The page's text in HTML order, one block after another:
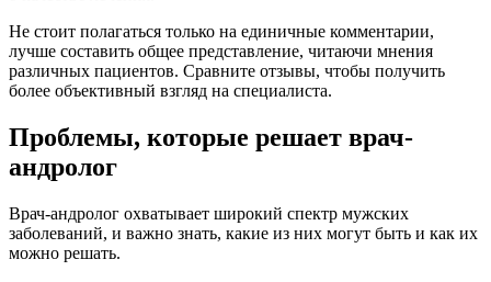
Не стоит полагаться только на единичные комментарии,
лучше составить общее представление, читаючи мнения
различных пациентов. Сравните отзывы, чтобы получить
более объективный взгляд на специалиста.
Проблемы, которые решает врач-
андролог
Врач-андролог охватывает широкий спектр мужских
заболеваний, и важно знать, какие из них могут быть и как их
можно решать.